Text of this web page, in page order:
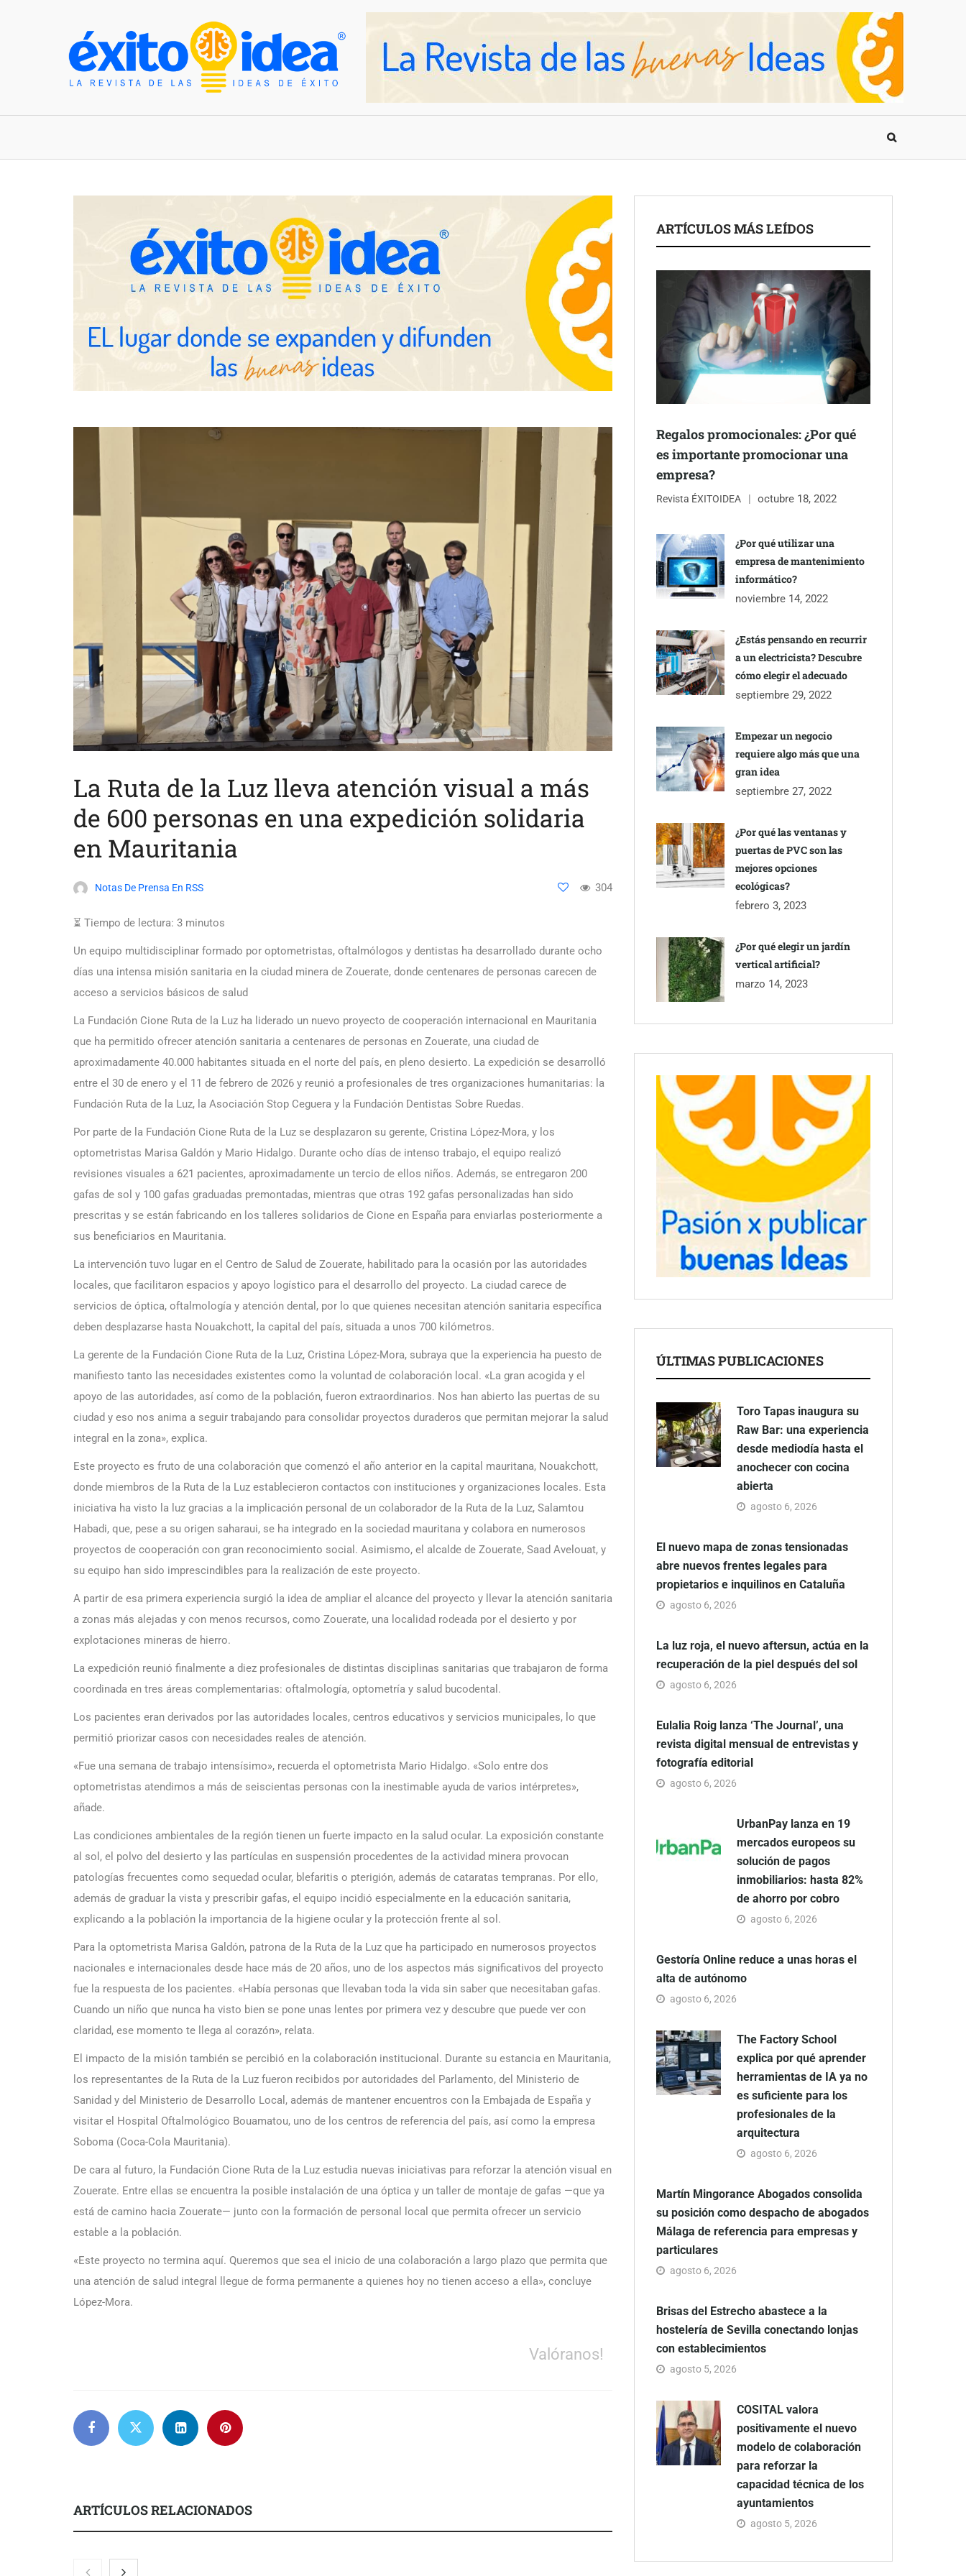
La Ruta de la Luz lleva atención visual a más
de 600 personas en una expedición solidaria
en Mauritania
Notas De Prensa En RSS 304
⏳ Tiempo de lectura: 3 minutos
Un equipo multidisciplinar formado por optometristas, oftalmólogos y dentistas ha desarrollado durante ocho
días una intensa misión sanitaria en la ciudad minera de Zouerate, donde centenares de personas carecen de
acceso a servicios básicos de salud
La Fundación Cione Ruta de la Luz ha liderado un nuevo proyecto de cooperación internacional en Mauritania
que ha permitido ofrecer atención sanitaria a centenares de personas en Zouerate, una ciudad de
aproximadamente 40.000 habitantes situada en el norte del país, en pleno desierto. La expedición se desarrolló
entre el 30 de enero y el 11 de febrero de 2026 y reunió a profesionales de tres organizaciones humanitarias: la
Fundación Ruta de la Luz, la Asociación Stop Ceguera y la Fundación Dentistas Sobre Ruedas.
Por parte de la Fundación Cione Ruta de la Luz se desplazaron su gerente, Cristina López-Mora, y los
optometristas Marisa Galdón y Mario Hidalgo. Durante ocho días de intenso trabajo, el equipo realizó
revisiones visuales a 621 pacientes, aproximadamente un tercio de ellos niños. Además, se entregaron 200
gafas de sol y 100 gafas graduadas premontadas, mientras que otras 192 gafas personalizadas han sido
prescritas y se están fabricando en los talleres solidarios de Cione en España para enviarlas posteriormente a
sus beneficiarios en Mauritania.
La intervención tuvo lugar en el Centro de Salud de Zouerate, habilitado para la ocasión por las autoridades
locales, que facilitaron espacios y apoyo logístico para el desarrollo del proyecto. La ciudad carece de
servicios de óptica, oftalmología y atención dental, por lo que quienes necesitan atención sanitaria específica
deben desplazarse hasta Nouakchott, la capital del país, situada a unos 700 kilómetros.
La gerente de la Fundación Cione Ruta de la Luz, Cristina López-Mora, subraya que la experiencia ha puesto de
manifiesto tanto las necesidades existentes como la voluntad de colaboración local. «La gran acogida y el
apoyo de las autoridades, así como de la población, fueron extraordinarios. Nos han abierto las puertas de su
ciudad y eso nos anima a seguir trabajando para consolidar proyectos duraderos que permitan mejorar la salud
integral en la zona», explica.
Este proyecto es fruto de una colaboración que comenzó el año anterior en la capital mauritana, Nouakchott,
donde miembros de la Ruta de la Luz establecieron contactos con instituciones y organizaciones locales. Esta
iniciativa ha visto la luz gracias a la implicación personal de un colaborador de la Ruta de la Luz, Salamtou
Habadi, que, pese a su origen saharaui, se ha integrado en la sociedad mauritana y colabora en numerosos
proyectos de cooperación con gran reconocimiento social. Asimismo, el alcalde de Zouerate, Saad Avelouat, y
su equipo han sido imprescindibles para la realización de este proyecto.
A partir de esa primera experiencia surgió la idea de ampliar el alcance del proyecto y llevar la atención sanitaria
a zonas más alejadas y con menos recursos, como Zouerate, una localidad rodeada por el desierto y por
explotaciones mineras de hierro.
La expedición reunió finalmente a diez profesionales de distintas disciplinas sanitarias que trabajaron de forma
coordinada en tres áreas complementarias: oftalmología, optometría y salud bucodental.
Los pacientes eran derivados por las autoridades locales, centros educativos y servicios municipales, lo que
permitió priorizar casos con necesidades reales de atención.
«Fue una semana de trabajo intensísimo», recuerda el optometrista Mario Hidalgo. «Solo entre dos
optometristas atendimos a más de seiscientas personas con la inestimable ayuda de varios intérpretes»,
añade.
Las condiciones ambientales de la región tienen un fuerte impacto en la salud ocular. La exposición constante
al sol, el polvo del desierto y las partículas en suspensión procedentes de la actividad minera provocan
patologías frecuentes como sequedad ocular, blefaritis o pterigión, además de cataratas tempranas. Por ello,
además de graduar la vista y prescribir gafas, el equipo incidió especialmente en la educación sanitaria,
explicando a la población la importancia de la higiene ocular y la protección frente al sol.
Para la optometrista Marisa Galdón, patrona de la Ruta de la Luz que ha participado en numerosos proyectos
nacionales e internacionales desde hace más de 20 años, uno de los aspectos más significativos del proyecto
fue la respuesta de los pacientes. «Había personas que llevaban toda la vida sin saber que necesitaban gafas.
Cuando un niño que nunca ha visto bien se pone unas lentes por primera vez y descubre que puede ver con
claridad, ese momento te llega al corazón», relata.
El impacto de la misión también se percibió en la colaboración institucional. Durante su estancia en Mauritania,
los representantes de la Ruta de la Luz fueron recibidos por autoridades del Parlamento, del Ministerio de
Sanidad y del Ministerio de Desarrollo Local, además de mantener encuentros con la Embajada de España y
visitar el Hospital Oftalmológico Bouamatou, uno de los centros de referencia del país, así como la empresa
Soboma (Coca-Cola Mauritania).
De cara al futuro, la Fundación Cione Ruta de la Luz estudia nuevas iniciativas para reforzar la atención visual en
Zouerate. Entre ellas se encuentra la posible instalación de una óptica y un taller de montaje de gafas —que ya
está de camino hacia Zouerate— junto con la formación de personal local que permita ofrecer un servicio
estable a la población.
«Este proyecto no termina aquí. Queremos que sea el inicio de una colaboración a largo plazo que permita que
una atención de salud integral llegue de forma permanente a quienes hoy no tienen acceso a ella», concluye
López-Mora.
Valóranos!
ARTÍCULOS RELACIONADOS
ARTÍCULOS MÁS LEÍDOS
Regalos promocionales: ¿Por qué
es importante promocionar una
empresa?
Revista ÉXITOIDEA octubre 18, 2022
¿Por qué utilizar una
empresa de mantenimiento
informático?
noviembre 14, 2022
¿Estás pensando en recurrir
a un electricista? Descubre
cómo elegir el adecuado
septiembre 29, 2022
Empezar un negocio
requiere algo más que una
gran idea
septiembre 27, 2022
¿Por qué las ventanas y
puertas de PVC son las
mejores opciones
ecológicas?
febrero 3, 2023
¿Por qué elegir un jardín
vertical artificial?
marzo 14, 2023
ÚLTIMAS PUBLICACIONES
Toro Tapas inaugura su
Raw Bar: una experiencia
desde mediodía hasta el
anochecer con cocina
abierta
agosto 6, 2026
El nuevo mapa de zonas tensionadas
abre nuevos frentes legales para
propietarios e inquilinos en Cataluña
agosto 6, 2026
La luz roja, el nuevo aftersun, actúa en la
recuperación de la piel después del sol
agosto 6, 2026
Eulalia Roig lanza ‘The Journal’, una
revista digital mensual de entrevistas y
fotografía editorial
agosto 6, 2026
UrbanPay lanza en 19
mercados europeos su
solución de pagos
inmobiliarios: hasta 82%
de ahorro por cobro
agosto 6, 2026
Gestoría Online reduce a unas horas el
alta de autónomo
agosto 6, 2026
The Factory School
explica por qué aprender
herramientas de IA ya no
es suficiente para los
profesionales de la
arquitectura
agosto 6, 2026
Martín Mingorance Abogados consolida
su posición como despacho de abogados
Málaga de referencia para empresas y
particulares
agosto 6, 2026
Brisas del Estrecho abastece a la
hostelería de Sevilla conectando lonjas
con establecimientos
agosto 5, 2026
COSITAL valora
positivamente el nuevo
modelo de colaboración
para reforzar la
capacidad técnica de los
ayuntamientos
agosto 5, 2026